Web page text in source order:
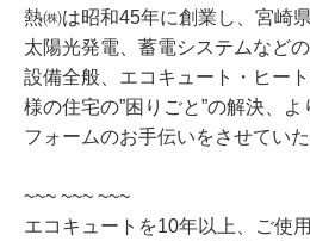
熱㈱は昭和45年に創業し、宮崎
太陽光発電、蓄電システムなど
設備全般、エコキュート・ヒー
様の住宅の”困りごと”の解決、
フォームのお手伝いをさせてい
~~~ ~~~ ~~~
エコキュートを10年以上、ご使